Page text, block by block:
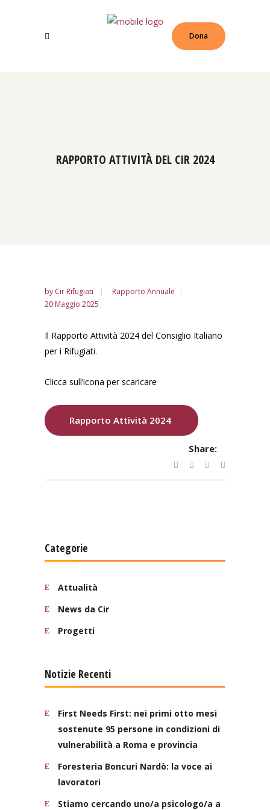
Dona
RAPPORTO ATTIVITÀ DEL CIR 2024
by Cir Rifugiati
Rapporto Annuale
20 Maggio 2025
Il Rapporto Attività 2024 del Consiglio Italiano
per i Rifugiati.
Clicca sull’icona per scaricare
Rapporto Attività 2024
Share:
Categorie
Attualità
News da Cir
Progetti
Notizie Recenti
First Needs First: nei primi otto mesi
sostenute 95 persone in condizioni di
vulnerabilità a Roma e provincia
Foresteria Boncuri Nardò: la voce ai
lavoratori
Stiamo cercando uno/a psicologo/a a